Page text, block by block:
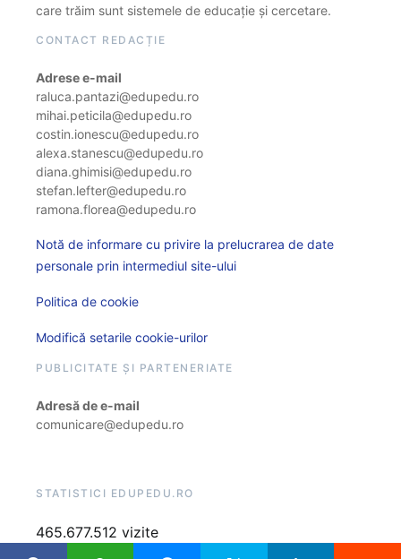
care trăim sunt sistemele de educație și cercetare.
CONTACT REDACȚIE
Adrese e-mail
raluca.pantazi@edupedu.ro
mihai.peticila@edupedu.ro
costin.ionescu@edupedu.ro
alexa.stanescu@edupedu.ro
diana.ghimisi@edupedu.ro
stefan.lefter@edupedu.ro
ramona.florea@edupedu.ro
Notă de informare cu privire la prelucrarea de date
personale prin intermediul site-ului
Politica de cookie
Modifică setarile cookie-urilor
PUBLICITATE ȘI PARTENERIATE
Adresă de e-mail
comunicare@edupedu.ro
STATISTICI EDUPEDU.RO
465.677.512 vizite